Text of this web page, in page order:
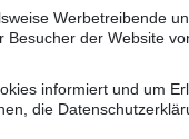
Werbetreibende
der Website
informiert und um
die